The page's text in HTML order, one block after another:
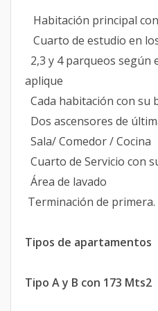
Habitación principal
Cuarto de estudio en
2,3 y 4 parqueos según
aplique
Cada habitación con su
Dos ascensores de
Sala/ Comedor / Cocina
Cuarto de Servicio con
Área de lavado
Terminación de primera.
Tipos de apartamentos
Tipo A y B con 173 Mts2